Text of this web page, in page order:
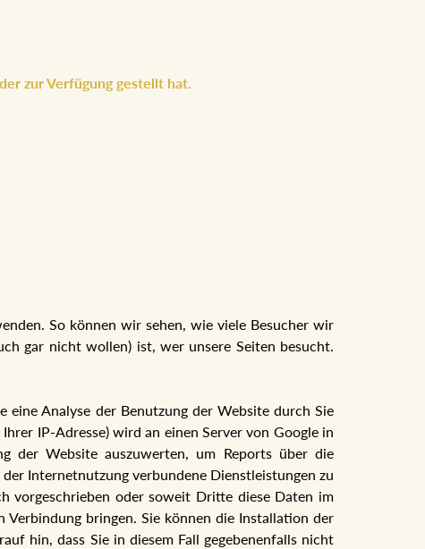
zur Verfügung gestellt hat.
So können wir sehen, wie viele Besucher wir
gar nicht wollen) ist, wer unsere Seiten besucht.
eine Analyse der Benutzung der Website durch Sie
IP-Adresse) wird an einen Server von Google in
der Website auszuwerten, um Reports über die
Internetnutzung verbundene Dienstleistungen zu
vorgeschrieben oder soweit Dritte diese Daten im
bringen. Sie können die Installation der
hin, dass Sie in diesem Fall gegebenenfalls nicht